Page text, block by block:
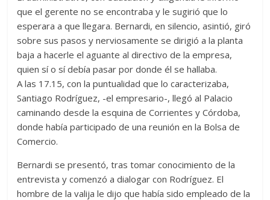
que el gerente no se encontraba y le sugirió que lo
esperara a que llegara. Bernardi, en silencio, asintió, giró
sobre sus pasos y nerviosamente se dirigió a la planta
baja a hacerle el aguante al directivo de la empresa,
quien sí o sí debía pasar por donde él se hallaba.
A las 17.15, con la puntualidad que lo caracterizaba,
Santiago Rodríguez, -el empresario-, llegó al Palacio
caminando desde la esquina de Corrientes y Córdoba,
donde había participado de una reunión en la Bolsa de
Comercio.
Bernardi se presentó, tras tomar conocimiento de la
entrevista y comenzó a dialogar con Rodríguez. El
hombre de la valija le dijo que había sido empleado de la